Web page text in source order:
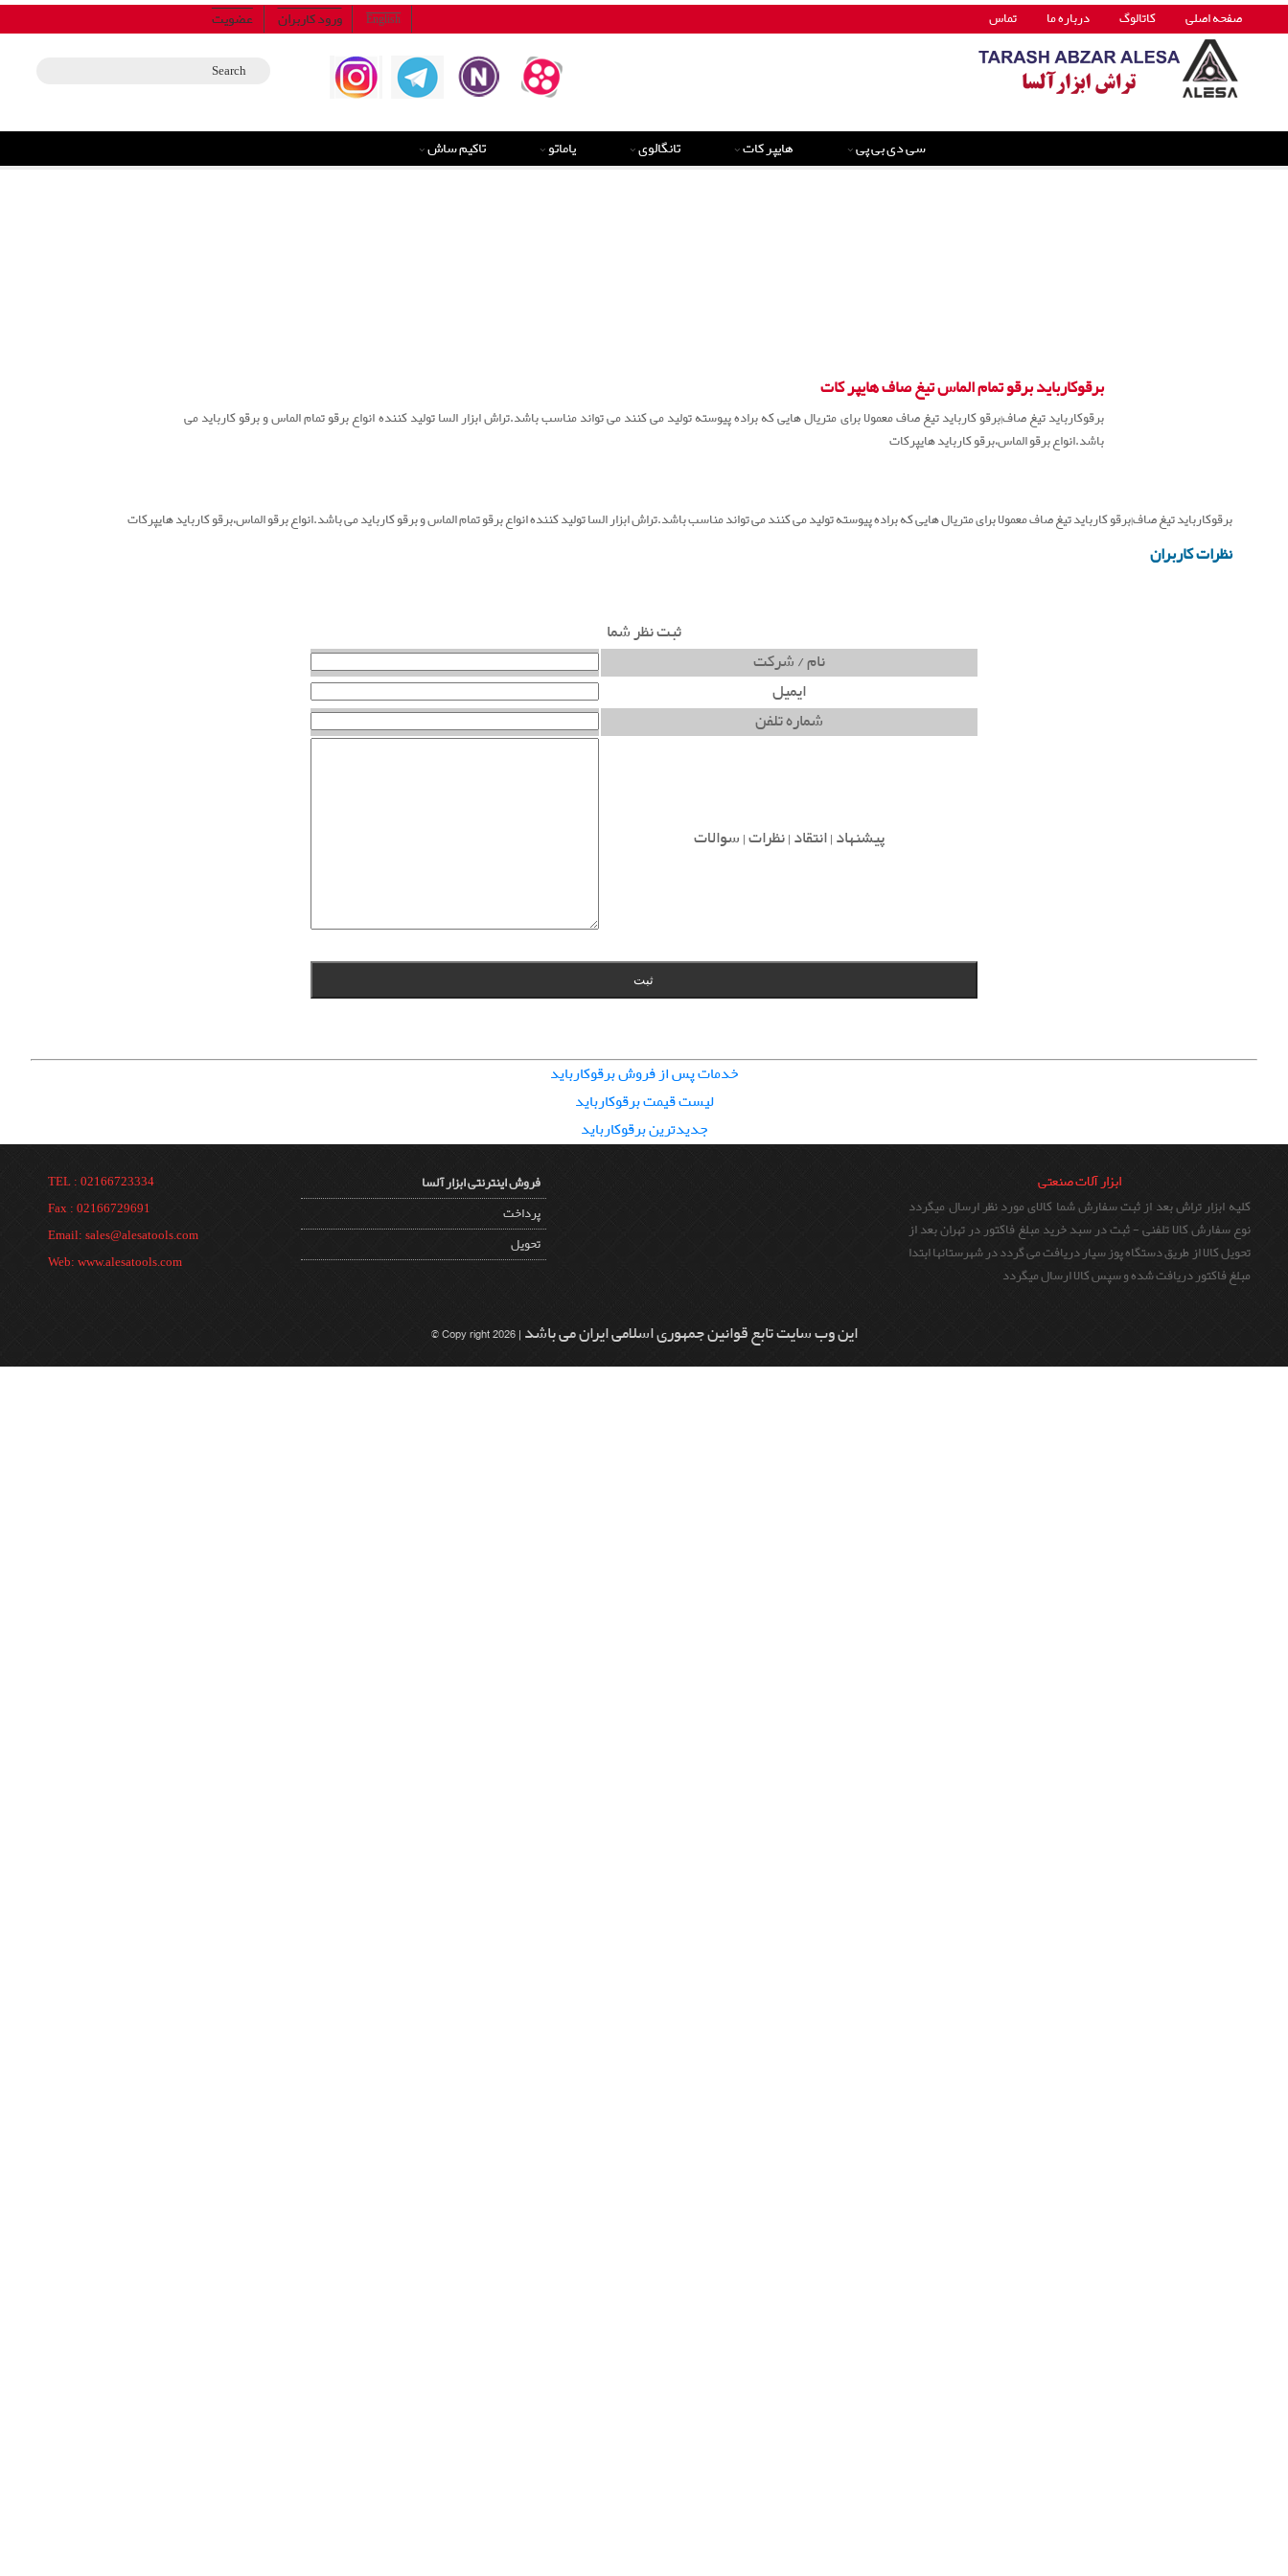
ورود کاربران عضویت English صفحه اصلی کاتالوگ درباره ما تماس
تاکیم ساش یاماتو تانگالوی هایپر کات سی دی بی پی
برقوکارباید برقو تمام الماس تیغ صاف هایپر کات
برقوکارباید تیغ صاف|برقو کارباید تیغ صاف معمولا برای متریال هایی که براده پیوسته تولید می کنند می تواند مناسب باشد.تراش ابزار السا تولید کننده انواع برقو تمام الماس و برقو کارباید می
باشد.انواع برقو الماس،برقو کارباید هایپرکات
برقوکارباید تیغ صاف|برقو کارباید تیغ صاف معمولا برای متریال هایی که براده پیوسته تولید می کنند می تواند مناسب باشد.تراش ابزار السا تولید کننده انواع برقو تمام الماس و برقو کارباید می باشد.انواع برقو الماس،برقو کارباید هایپرکات
نظرات کاربران
ثبت نظر شما
نام / شرکت
ایمیل
شماره تلفن
پیشنهاد | انتقاد | نظرات | سوالات
خدمات پس از فروش برقوکارباید
لیست قیمت برقوکارباید
جدیدترین برقوکارباید
TEL : 02166723334
Fax : 02166729691
Email: sales@alesatools.com
Web: www.alesatools.com
فروش اینترنتی ابزار آلسا
پرداخت
تحویل
ابزار آلات صنعتی
کلیه ابزار تراش بعد از ثبت سفارش شما کالای مورد نظر ارسال میگردد
نوع سفارش كالا تلفنی - ثبت در سبد خرید مبلغ فاکتور در تهران بعد از
تحویل کالا از طریق دستگاه پوز سیار دریافت می گردد در شهرستانها ابتدا
مبلغ فاکتور دریافت شده و سپس کالا ارسال میگردد
© Copy right 2026 | این وب سایت تابع قوانین جمهوری اسلامی ایران می باشد